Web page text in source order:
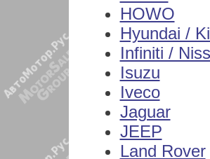
HOWO
Hyundai /
Infiniti /
Isuzu
Iveco
Jaguar
JEEP
Land Rover